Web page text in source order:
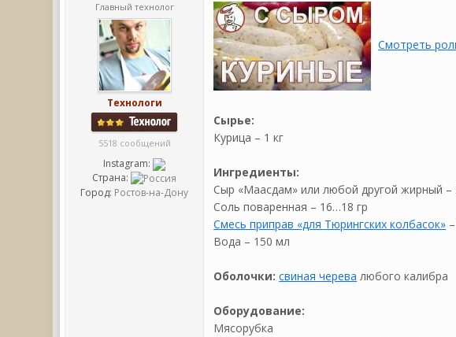
Главный технолог
Технологи
5518 сообщений
Instagram:
Страна:
Город: Ростов-на-Дону
Смотреть
Сырье:
Курица – 1 кг
Ингредиенты:
Сыр «Маасдам» или любой другой жирный –
Соль поваренная – 16…18 гр
Смесь приправ «для Тюрингских колбасок»
Вода – 150 мл
Оболочки: свиная черева любого калибра
Оборудование:
Мясорубка